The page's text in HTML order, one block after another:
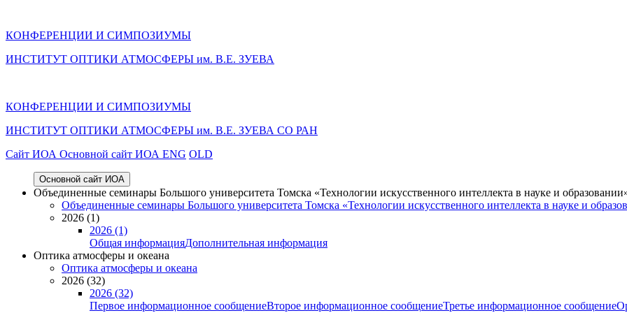
КОНФЕРЕНЦИИ И СИМПОЗИУМЫ
ИНСТИТУТ ОПТИКИ АТМОСФЕРЫ им. В.Е. ЗУЕВА
КОНФЕРЕНЦИИ И СИМПОЗИУМЫ
ИНСТИТУТ ОПТИКИ АТМОСФЕРЫ им. В.Е. ЗУЕВА СО РАН
Cайт ИОА Основной сайт ИОА ENG OLD
Основной сайт ИОА
Объединенные семинары Большого университета Томска «Технологии искусственного интеллекта в науке и
Объединенные семинары Большого университета Томска «Технологии искусственного интеллекта в науке и
2026 (1)
2026 (1)
Общая информацияДополнительная информация
Оптика атмосферы и океана
Оптика атмосферы и океана
2026 (32)
2026 (32)
Первое информационное сообщениеВторое информационное сообщениеТретье информационное сообщение